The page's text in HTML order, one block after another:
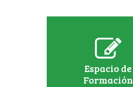
Espacio de
Formación